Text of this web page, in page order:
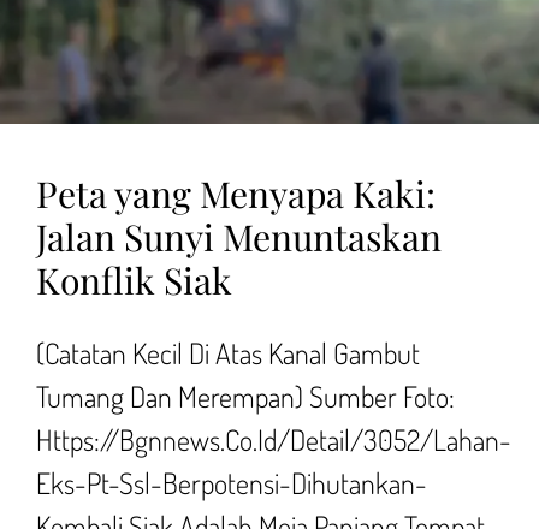
Peta yang Menyapa Kaki:
Jalan Sunyi Menuntaskan
Konflik Siak
(Catatan Kecil Di Atas Kanal Gambut
Tumang Dan Merempan) Sumber Foto:
Https://bgnnews.co.id/detail/3052/lahan-
Eks-Pt-Ssl-Berpotensi-Dihutankan-